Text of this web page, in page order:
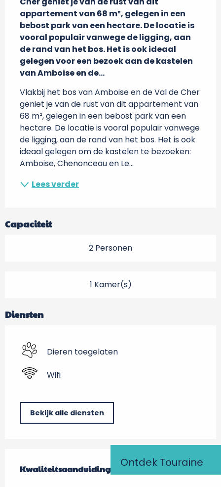
Ontdek Touraine
appartement van 68 m², gelegen in een
bebost park van een hectare. De locatie is
vooral populair vanwege de ligging, aan
de rand van het bos. Het is ook ideaal
gelegen voor een bezoek aan de kastelen
van Amboise en de...
Vlakbij het bos van Amboise en de Val de Cher
geniet je van de rust van dit appartement van
68 m², gelegen in een bebost park van een
hectare. De locatie is vooral populair vanwege
de ligging, aan de rand van het bos. Het is ook
ideaal gelegen om de kastelen te bezoeken:
Amboise, Chenonceau en Le...
Lees verder
Capaciteit
2 Personen
1 Kamer(s)
Diensten
Dieren toegelaten
Wifi
Bekijk alle diensten
Kwaliteitsaanduiding
Kwaliteitsaanduiding